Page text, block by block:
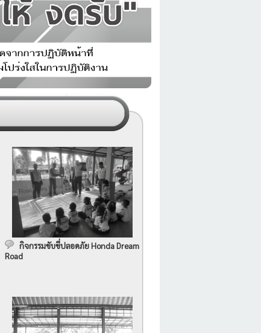
กิจกรรมขับขี่ปลอดภัย Honda Dream
Road